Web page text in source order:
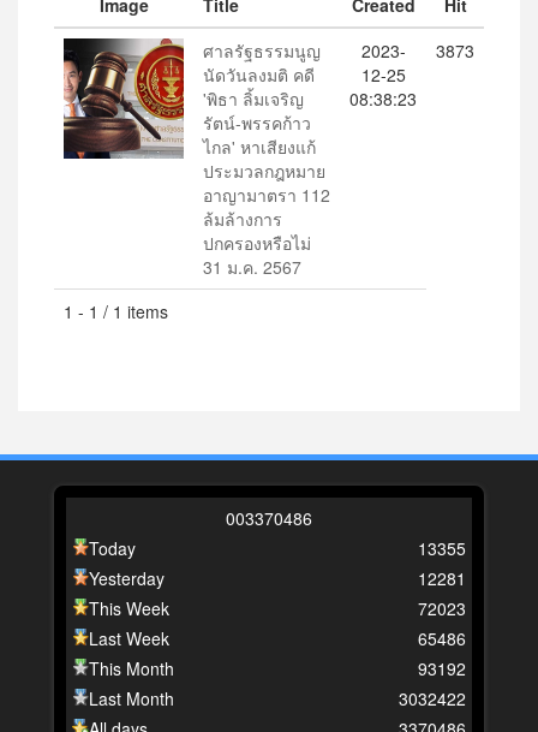
Image Title
Created
Hit
ศาลรัฐธรรมนูญ
นัดวันลงมติ คดี
'พิธา ลิ้มเจริญ
รัตน์-พรรคก้าว
ไกล' หาเสียงแก้
ประมวลกฎหมาย
อาญามาตรา 112
ล้มล้างการ
ปกครองหรือไม่
31 ม.ค. 2567
2023-
12-25
08:38:23
3873
1 - 1 / 1 items
003370486
Today
Yesterday
This Week
Last Week
This Month
Last Month
13355
12281
72023
65486
93192
3032422